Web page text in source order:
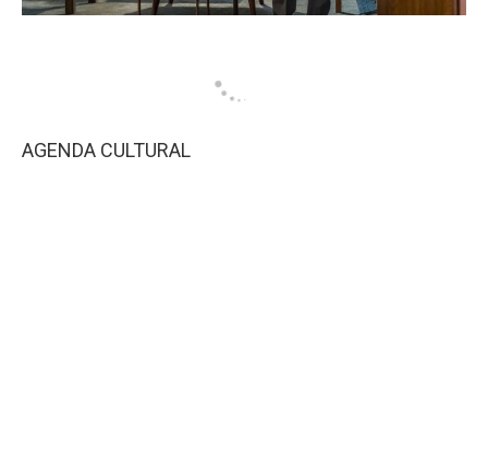
AGENDA CULTURAL